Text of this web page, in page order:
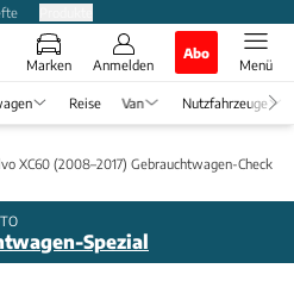
Marken Anmelden
Abo
Menü
Reise Van Nutzfahrzeuge
XC60 (2008–2017) Gebrauchtwagen-Check
Spezial